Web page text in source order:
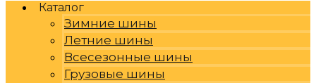
Каталог
Зимние шины
Летние шины
Всесезонные шины
Грузовые шины